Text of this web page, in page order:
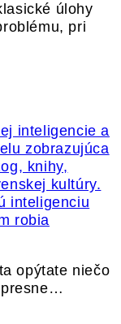
úlohy
pri
inteligenciu
robia
opýtate niečo
presne…